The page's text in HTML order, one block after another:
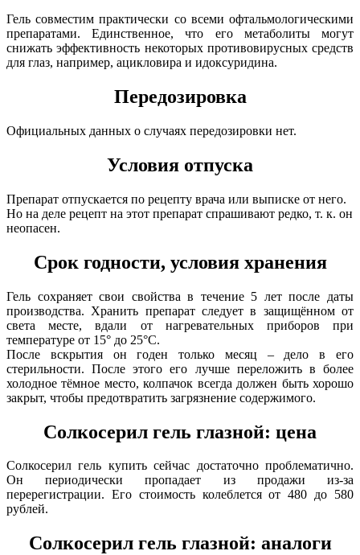
Гель совместим практически со всеми офтальмологическими
препаратами. Единственное, что его метаболиты могут
снижать эффективность некоторых противовирусных средств
для глаз, например, ацикловира и идоксуридина.
Передозировка
Официальных данных о случаях передозировки нет.
Условия отпуска
Препарат отпускается по рецепту врача или выписке от него.
Но на деле рецепт на этот препарат спрашивают редко, т. к. он
неопасен.
Срок годности, условия хранения
Гель сохраняет свои свойства в течение 5 лет после даты
производства. Хранить препарат следует в защищённом от
света месте, вдали от нагревательных приборов при
температуре от 15° до 25°С.
После вскрытия он годен только месяц – дело в его
стерильности. После этого его лучше переложить в более
холодное тёмное место, колпачок всегда должен быть хорошо
закрыт, чтобы предотвратить загрязнение содержимого.
Солкосерил гель глазной: цена
Солкосерил гель купить сейчас достаточно проблематично.
Он периодически пропадает из продажи из-за
перерегистрации. Его стоимость колеблется от 480 до 580
рублей.
Солкосерил гель глазной: аналоги